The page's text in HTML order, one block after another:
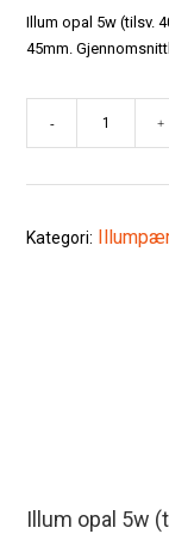
Illum opal 5w (tilsv.
45mm.
opal
5w
antall
- +
Kategori:
Illum opal 5w